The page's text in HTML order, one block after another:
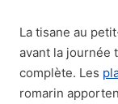
La tisane au
avant la journée
complète. Les
romarin